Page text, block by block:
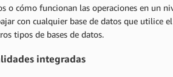
o cómo funcionan las operaciones en un
con cualquier base de datos que utilice
tipos de bases de datos.
integradas